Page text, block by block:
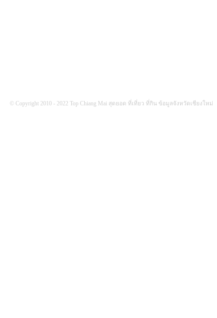
© Copyright 2010 - 2022 Top Chiang Mai สุดยอด ที่เที่ยว ที่กิน ข้อมูลจังหวัดเชียงใหม่